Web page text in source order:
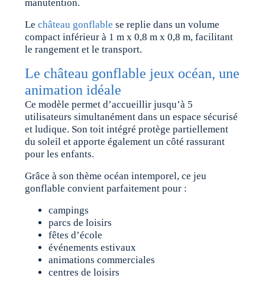
manutention.
Lechâteau gonflable se replie dans un volume
compact inférieur à 1 m x 0,8 m x 0,8 m, facilitant
le rangement et le transport.
Le château gonflable jeux océan, une
animation idéale
Ce modèle permet d’accueillir jusqu’à 5
utilisateurs simultanément dans un espace sécurisé
et ludique. Son toit intégré protège partiellement
du soleil et apporte également un côté rassurant
pour les enfants.
Grâce à son thème océan intemporel, ce jeu
gonflable convient parfaitement pour :
campings
parcs de loisirs
fêtes d’école
événements estivaux
animations commerciales
centres de loisirs